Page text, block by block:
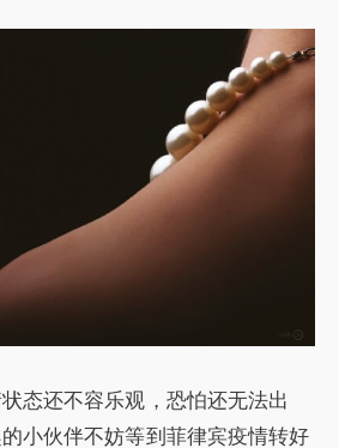
态还不容乐观，恐怕还无法出
小伙伴不妨等到菲律宾疫情转好